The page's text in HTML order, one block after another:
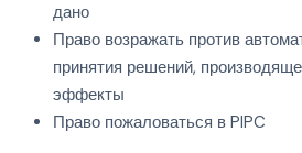
дано
Право возражать против
принятия решений,
эффекты
Право пожаловаться в PIPC